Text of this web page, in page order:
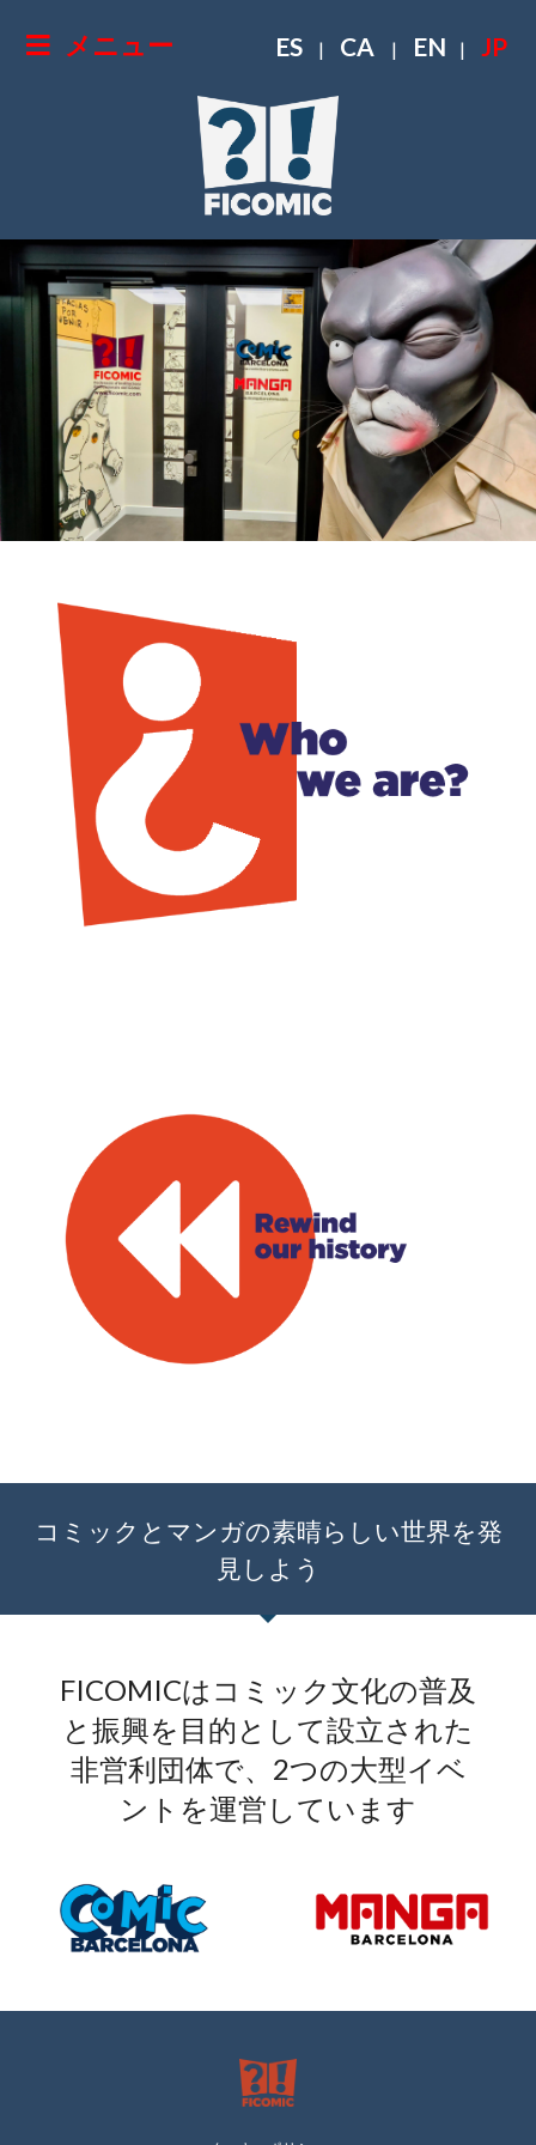
メニュー ES | CA | EN | JP
コミックとマンガの素晴らしい世界を発
見しよう
FICOMICはコミック文化の普及
と振興を目的として設立された
非営利団体で、2つの大型イベ
ントを運営しています